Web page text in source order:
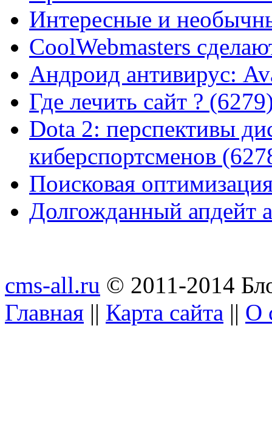
Интересные и
CoolWebmasters
Андроид антивирус:
Где лечить сайт ?
Dota 2: перспективы
киберспортсменов
Поисковая
Долгожданный апдейт
cms-all.ru © 2011-2014
Главная || Карта сайта || О